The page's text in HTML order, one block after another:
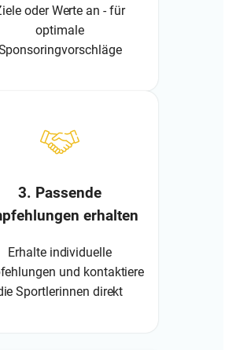
oder Werte an - für
optimale
3. Passende
erhalten
Erhalte individuelle
und kontaktiere
Sportlerinnen direkt